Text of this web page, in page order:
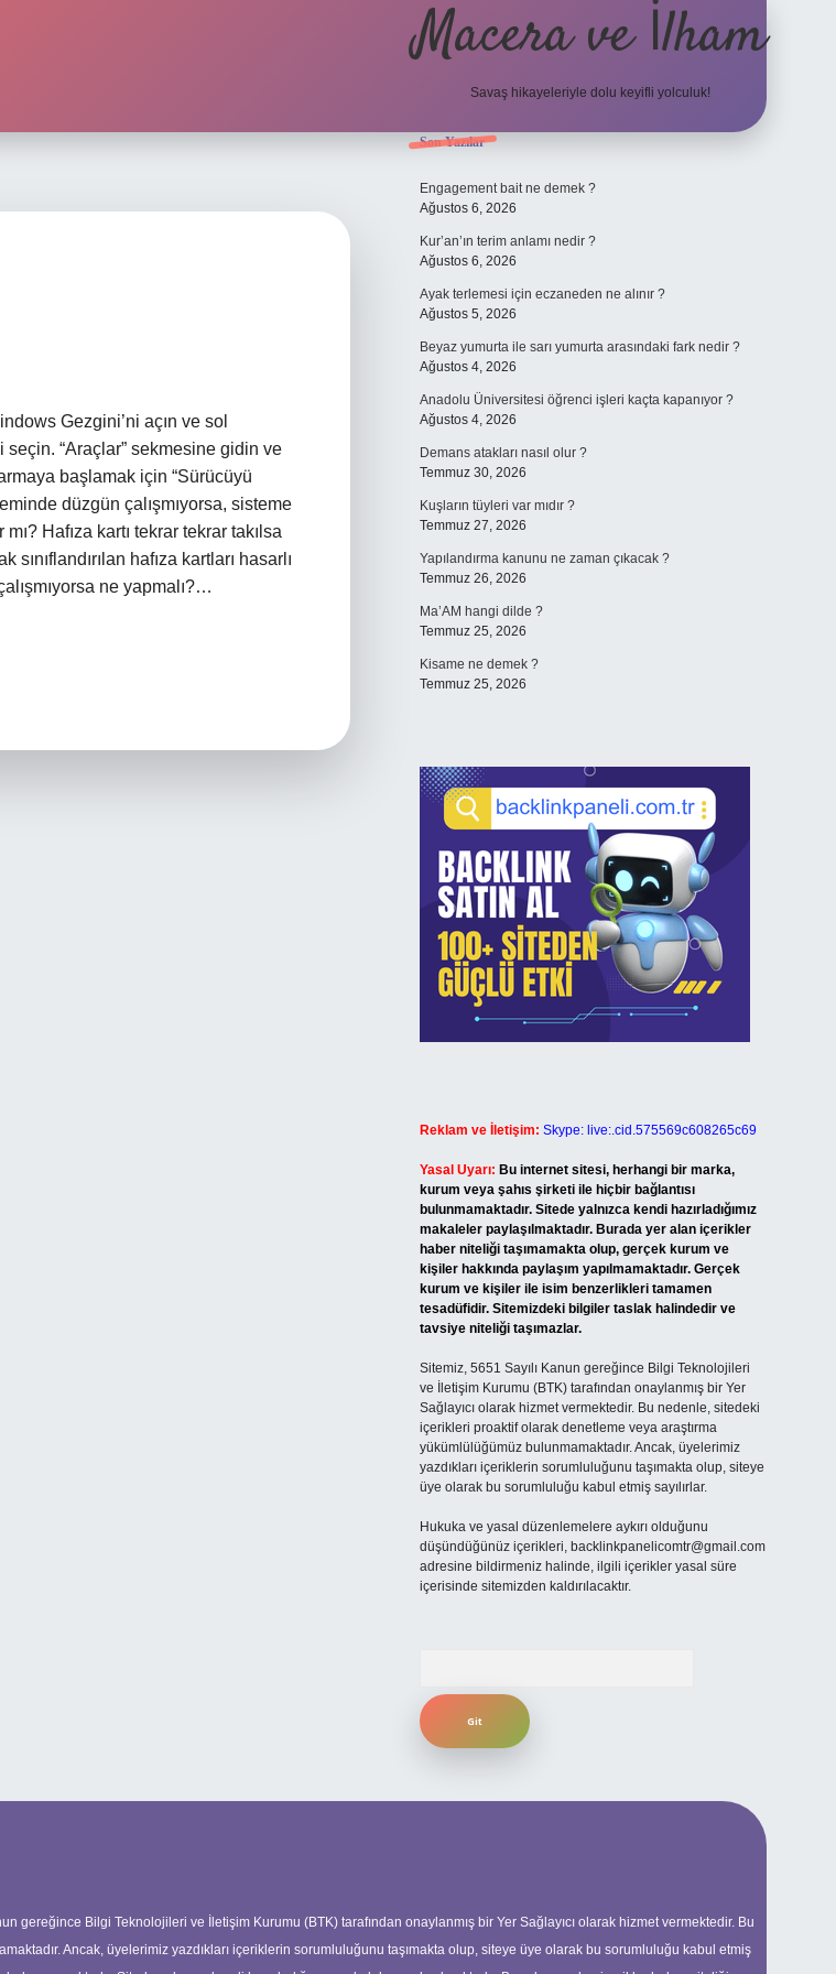
Macera ve İlham
Savaş hikayeleriyle dolu keyifli yolculuk!
Gezgini’ni açın ve sol
seçin. “Araçlar” sekmesine gidin ve
başlamak için “Sürücüyü
düzgün çalışmıyorsa, sisteme
Hafıza kartı tekrar tekrar takılsa
hafıza kartları hasarlı
ne yapmalı?…
Sidebar
Son Yazılar
Engagement bait ne demek ?
Ağustos 6, 2026
Kur’an’ın terim anlamı nedir ?
Ağustos 6, 2026
Ayak terlemesi için eczaneden ne alınır ?
Ağustos 5, 2026
Beyaz yumurta ile sarı yumurta arasındaki fark nedir ?
Ağustos 4, 2026
Anadolu Üniversitesi öğrenci işleri kaçta kapanıyor ?
Ağustos 4, 2026
Demans atakları nasıl olur ?
Temmuz 30, 2026
Kuşların tüyleri var mıdır ?
Temmuz 27, 2026
Yapılandırma kanunu ne zaman çıkacak ?
Temmuz 26, 2026
Ma’AM hangi dilde ?
Temmuz 25, 2026
Kisame ne demek ?
Temmuz 25, 2026
Reklam ve İletişim: Skype: live:.cid.575569c608265c69
Yasal Uyarı: Bu internet sitesi, herhangi bir marka,
kurum veya şahıs şirketi ile hiçbir bağlantısı
bulunmamaktadır. Sitede yalnızca kendi hazırladığımız
makaleler paylaşılmaktadır. Burada yer alan içerikler
haber niteliği taşımamakta olup, gerçek kurum ve
kişiler hakkında paylaşım yapılmamaktadır. Gerçek
kurum ve kişiler ile isim benzerlikleri tamamen
tesadüfidir. Sitemizdeki bilgiler taslak halindedir ve
tavsiye niteliği taşımazlar.
Sitemiz, 5651 Sayılı Kanun gereğince Bilgi Teknolojileri
ve İletişim Kurumu (BTK) tarafından onaylanmış bir Yer
Sağlayıcı olarak hizmet vermektedir. Bu nedenle, sitedeki
içerikleri proaktif olarak denetleme veya araştırma
yükümlülüğümüz bulunmamaktadır. Ancak, üyelerimiz
yazdıkları içeriklerin sorumluluğunu taşımakta olup, siteye
üye olarak bu sorumluluğu kabul etmiş sayılırlar.
Hukuka ve yasal düzenlemelere aykırı olduğunu
düşündüğünüz içerikleri, backlinkpanelicomtr@gmail.com
adresine bildirmeniz halinde, ilgili içerikler yasal süre
içerisinde sitemizden kaldırılacaktır.
gereğince Bilgi Teknolojileri ve İletişim Kurumu (BTK) tarafından onaylanmış bir Yer Sağlayıcı olarak hizmet vermektedir. Bu
Ancak, üyelerimiz yazdıkları içeriklerin sorumluluğunu taşımakta olup, siteye üye olarak bu sorumluluğu kabul etmiş